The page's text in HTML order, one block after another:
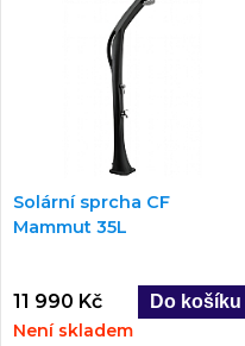
Solární sprcha CF
Mammut 35L
11 990 Kč
Není skladem